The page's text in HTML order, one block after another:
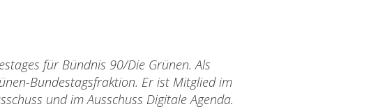
für Bündnis 90/Die Grünen. Als
Bundestagsfraktion. Er ist Mitglied im
und im Ausschuss Digitale Agenda.